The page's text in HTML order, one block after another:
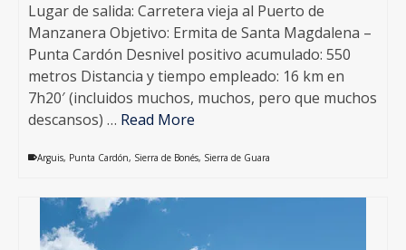
Lugar de salida: Carretera vieja al Puerto de
Manzanera Objetivo: Ermita de Santa Magdalena –
Punta Cardón Desnivel positivo acumulado: 550
metros Distancia y tiempo empleado: 16 km en
7h20′ (incluidos muchos, muchos, pero que muchos
descansos) … Read More
Arguis, Punta Cardón, Sierra de Bonés, Sierra de Guara